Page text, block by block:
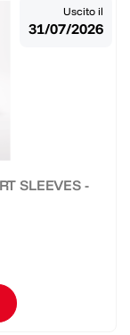
SLEEVES -
Uscito il
31/07/2026